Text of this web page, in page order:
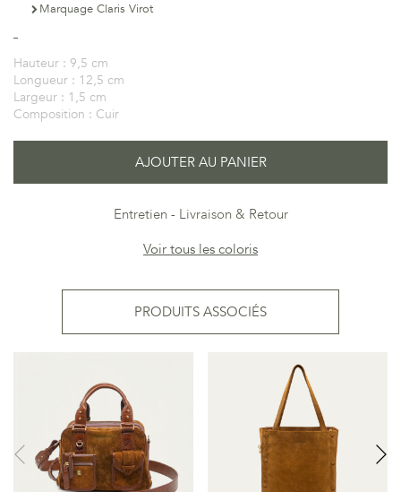
Marquage Claris Virot
Hauteur : 9,5 cm
Longueur : 12,5 cm
Largeur : 1,5 cm
Composition : Cuir
AJOUTER AU PANIER
Entretien
Livraison & Retour
Voir tous les coloris
PRODUITS ASSOCIÉS